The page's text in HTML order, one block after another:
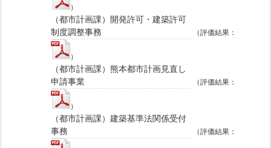
）
（都市計画課）開発許可・建築許可
制度調整事務
（評価結果：
）
（都市計画課）熊本都市計画見直し
申請事業
（評価結果：
）
（都市計画課）建築基準法関係受付
事務
（評価結果：